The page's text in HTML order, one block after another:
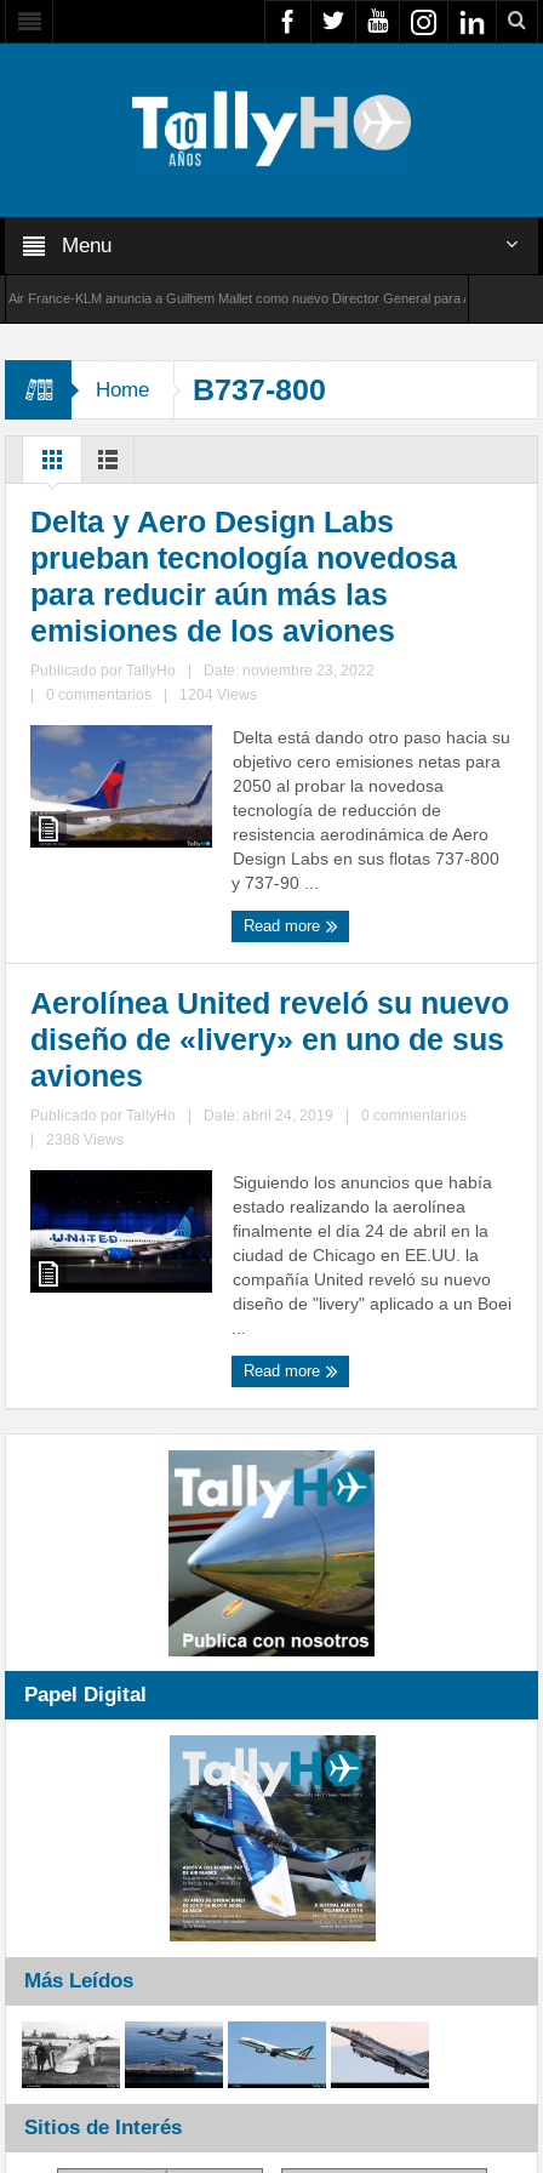
Menu
KLM anuncia a Guilhem Mallet como nuevo Director General para América Latina
Home B737-800
Delta y Aero Design Labs
prueban tecnología novedosa
para reducir aún más las
emisiones de los aviones
Publicado porTallyHo
Date: noviembre 23, 2022
0 commentarios 1204 Views
Delta está dando otro paso hacia su
objetivo cero emisiones netas para
2050 al probar la novedosa
tecnología de reducción de
resistencia aerodinámica de Aero
Design Labs en sus flotas 737-800
y 737-90 ...
Read more
Aerolínea United reveló su nuevo
diseño de «livery» en uno de sus
aviones
Publicado porTallyHo Date: abril 24, 2019
0 commentarios
2388 Views
Siguiendo los anuncios que había
estado realizando la aerolínea
finalmente el día 24 de abril en la
ciudad de Chicago en EE.UU. la
compañía United reveló su nuevo
diseño de "livery" aplicado a un Boei
...
Read more
Papel Digital
Más Leídos
Sitios de Interés